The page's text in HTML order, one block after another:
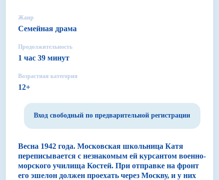
Весна 1942 года. Московская школьница Катя
переписывается с незнакомым ей курсантом военно-
морского училища Костей. При отправке на фронт
его эшелон должен проехать через Москву, и у них
Жанр
Семейная драма
Продолжительность
1 час 39 минут
Возрастная категория
12+
Вход свободный по предварительной регистрации